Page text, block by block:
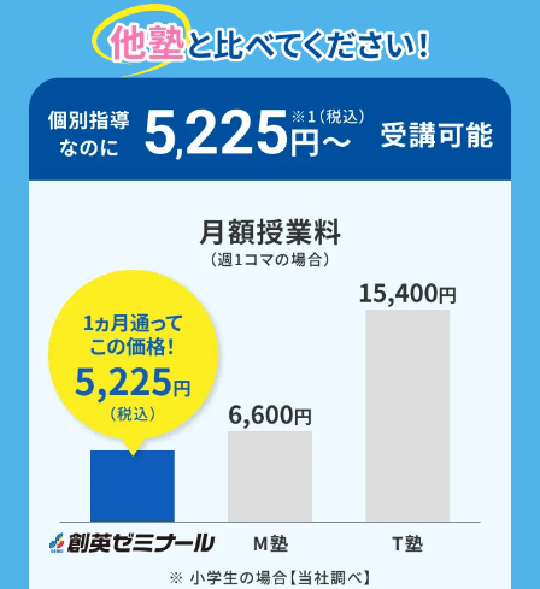
定期テスト前は、
5教科すべての勉強
無料で支援
家庭学習用教材も配布！
定期テスト前は「無料」で受けられるテスト対策
ゼミで、5科目すべての点数アップを徹底サポー
ト。また、受講科目に関わらず5科目の